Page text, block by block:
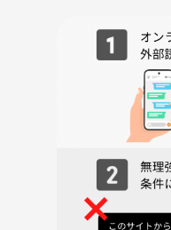
・協力しあって謎解きを行う
よって「他の人と協力する
たい（周囲からのヒントい
で、本企画の参加はご遠慮く
・メインは35〜45歳、そこか
・20代前半・50代以上の方